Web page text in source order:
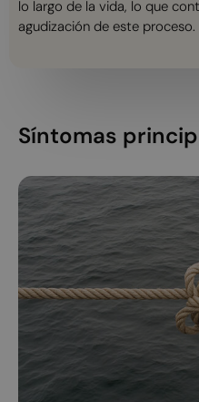
lo largo de la vida, lo que
agudización de este proceso.
Síntomas